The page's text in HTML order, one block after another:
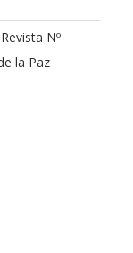
Revista Nº
la Paz